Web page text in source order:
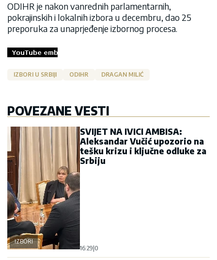
ODIHR je nakon vanrednih parlamentarnih,
pokrajinskih i lokalnih izbora u decembru, dao 25
preporuka za unaprjeđenje izbornog procesa.
IZBORI U SRBIJI ODIHR DRAGAN MILIĆ
POVEZANE VESTI
IZBORI
SVIJET NA IVICI AMBISA:
Aleksandar Vučić upozorio na
tešku krizu i ključne odluke za
Srbiju
16:29 0